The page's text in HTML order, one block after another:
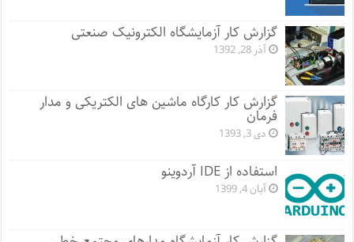
گزارش کار آزمایشگاه الکترونیک صنعتی
آذر 28, 1392
گزارش کار کارگاه ماشین های الکتریکی و مدار
فرمان
دی 3, 1393
استفاده از IDE آردوینو
آبان 4, 1399